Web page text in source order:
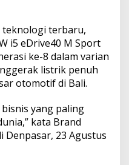
teknologi terbaru,
i5 eDrive40 M Sport
ke-8 dalam varian
listrik penuh
otomotif di Bali.
yang paling
kata Brand
Denpasar, 23 Agustus